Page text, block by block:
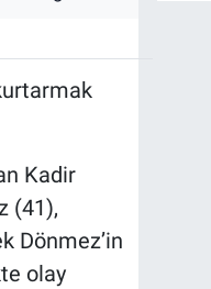
Kadir
(41),
Dönmez’in
olay